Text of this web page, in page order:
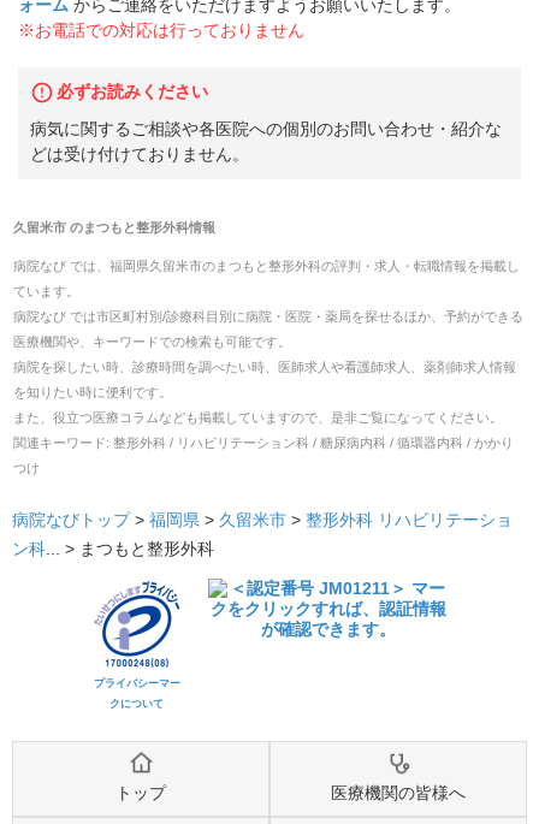
ォーム からご連絡をいただけますようお願いいたします。
※お電話での対応は行っておりません
必ずお読みください
病気に関するご相談や各医院への個別のお問い合わせ・紹介な
どは受け付けておりません。
久留米市のまつもと整形外科情報
病院なび では、 福岡県久留米市のまつもと整形外科の評判・求人・転職情報を掲載し
ています。
病院なび では市区町村別/診療科目別に病院・医院・薬局を探せるほか、予約ができる
医療機関や、キーワードでの検索も可能です。
病院を探したい時、診療時間を調べたい時、医師求人や看護師求人、薬剤師求人情報
を知りたい時に便利です。
また、役立つ医療コラムなども掲載していますので、是非ご覧になってください。
関連キーワード: 整形外科 / リハビリテーション科 / 糖尿病内科 / 循環器内科 / かかり
つけ
病院なびトップ> 福岡県 > 久留米市 > 整形外科 リハビリテーショ
ン科 ... > まつもと整形外科
プライバシーマー
クについて
トップ 医療機関の皆様へ